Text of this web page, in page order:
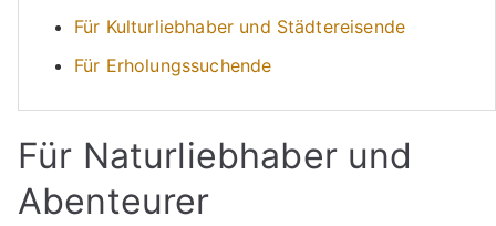
Für Kulturliebhaber und Städtereisende
Für Erholungssuchende
Für Naturliebhaber und
Abenteurer